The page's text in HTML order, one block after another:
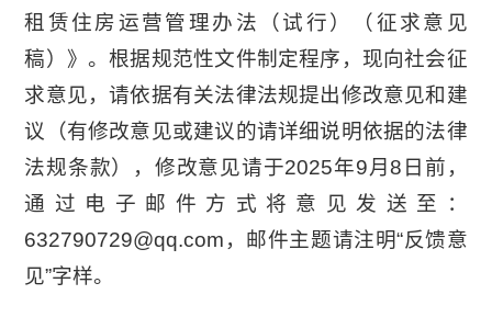
租赁住房运营管理办法（试行）（征求意见
稿）》。根据规范性文件制定程序，现向社会征
求意见，请依据有关法律法规提出修改意见和建
议（有修改意见或建议的请详细说明依据的法律
法规条款），修改意见请于2025年9月8日前，
通过电子邮件方式将意见发送至：
632790729@qq.com，邮件主题请注明“反馈意
见”字样。